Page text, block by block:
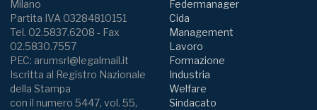
Milano
Partita IVA 03284810151
Tel. 02.5837.6208 - Fax
02.5830.7557
PEC: arumsrl@legalmail.it
Iscritta al Registro Nazionale
della Stampa
con il numero 5447, vol. 55,
Federmanager
Cida
Management
Lavoro
Formazione
Industria
Welfare
Sindacato